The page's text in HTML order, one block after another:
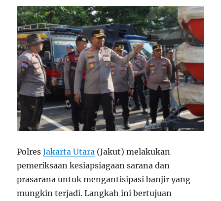
PolresJakarta Utara (Jakut) melakukan
pemeriksaan kesiapsiagaan sarana dan
prasarana untuk mengantisipasi banjir yang
mungkin terjadi. Langkah ini bertujuan